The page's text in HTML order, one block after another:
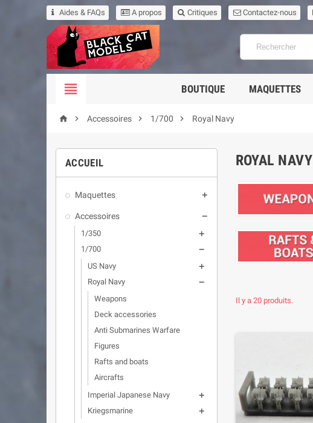
Aides & FAQs A propos Critiques Contactez-nous
 BOUTIQUE MAQUETTES
  Accessoires  1/700  Royal Navy
ACCUEIL
Maquettes 
Accessoires 
1/350 
1/700 
US Navy 
Royal Navy 
Weapons
Deck accessories
Anti Submarines Warfare
Figures
Rafts and boats
Aircrafts
Imperial Japanese Navy

Kriegsmarine 
ROYAL NAVY
Il y a 20 produits.